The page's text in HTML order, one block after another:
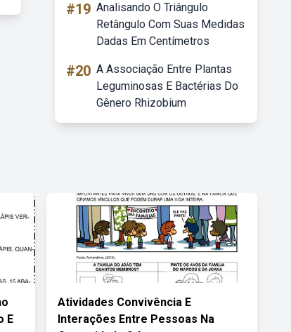
#19 Analisando O Triângulo
Retângulo Com Suas Medidas
Dadas Em Centímetros
#20 A Associação Entre Plantas
Leguminosas E Bactérias Do
Gênero Rhizobium
E
Atividades Convivência E
Interações Entre Pessoas Na